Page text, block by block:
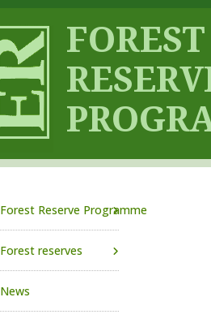
Forest Reserve Programme
Forest reserves
News